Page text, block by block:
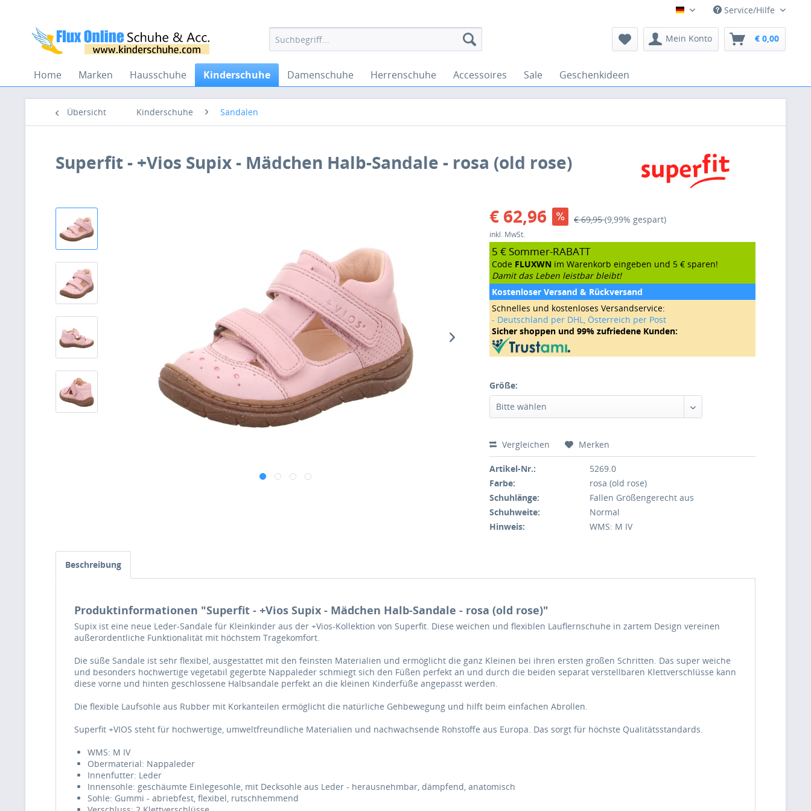
Deutsch Service/Hilfe
Mein Konto € 0,00
Home Marken Hausschuhe Kinderschuhe Damenschuhe Herrenschuhe Accessoires Sale Geschenkideen
Übersicht Kinderschuhe Sandalen
Superfit - +Vios Supix - Mädchen Halb-Sandale - rosa (old rose)
€ 62,96 € 69,95(9,99% gespart)
inkl. MwSt.
5 € Sommer-RABATT
Code FLUXWN im Warenkorb eingeben und 5 € sparen!
Damit das Leben leistbar bleibt!
Kostenloser Versand & Rückversand
Schnelles und kostenloses Versandservice:
- Deutschland per DHL, Österreich per Post
Sicher shoppen und 99% zufriedene Kunden:
Größe:
Vergleichen Merken
Artikel-Nr.:
5269.0
Farbe:
rosa (old rose)
Schuhlänge:
Fallen Größengerecht aus
Schuhweite:
Normal
Hinweis:
WMS: M IV
Beschreibung
Produktinformationen "Superfit - +Vios Supix - Mädchen Halb-Sandale - rosa (old rose)"
Supix ist eine neue Leder-Sandale für Kleinkinder aus der +Vios-Kollektion von Superfit. Diese weichen und flexiblen Lauflernschuhe in zartem Design vereinen
außerordentliche Funktionalität mit höchstem Tragekomfort.
Die süße Sandale ist sehr flexibel, ausgestattet mit den feinsten Materialien und ermöglicht die ganz Kleinen bei ihren ersten großen Schritten. Das super weiche
und besonders hochwertige vegetabil gegerbte Nappaleder schmiegt sich den Füßen perfekt an und durch die beiden separat verstellbaren Klettverschlüsse kann
diese vorne und hinten geschlossene Halbsandale perfekt an die kleinen Kinderfüße angepasst werden.
Die flexible Laufsohle aus Rubber mit Korkanteilen ermöglicht die natürliche Gehbewegung und hilft beim einfachen Abrollen.
Superfit +VIOS steht für hochwertige, umweltfreundliche Materialien und nachwachsende Rohstoffe aus Europa. Das sorgt für höchste Qualitätsstandards.
WMS: M IV
Obermaterial: Nappaleder
Innenfutter: Leder
Innensohle: geschäumte Einlegesohle, mit Decksohle aus Leder - herausnehmbar, dämpfend, anatomisch
Sohle: Gummi - abriebfest, flexibel, rutschhemmend